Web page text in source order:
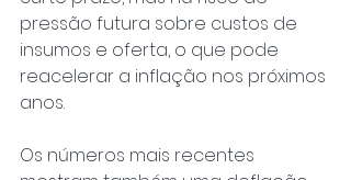
pressão futura sobre custos de
insumos e oferta, o que pode
reacelerar a inflação nos próximos
anos.
Os números mais recentes